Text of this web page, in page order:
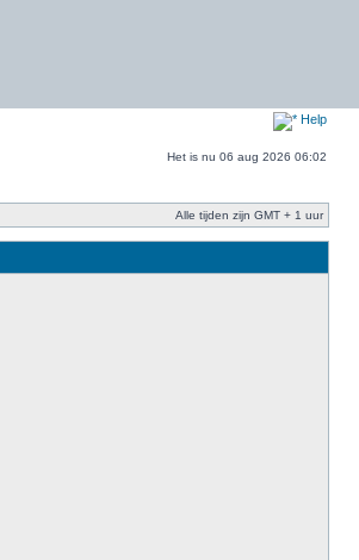
Help
Het is nu 06 aug 2026 06:02
Alle tijden zijn GMT + 1 uur